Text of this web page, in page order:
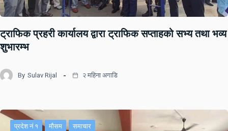
ट्राफिक प्रहरी कार्यालय द्वारा ट्राफिक सप्ताहको सभ्य तथा भव्य
शुभारम्भ
By Sulav Rijal २ महिना अगाडि
प्रदेश नं १ मौसम समाचार